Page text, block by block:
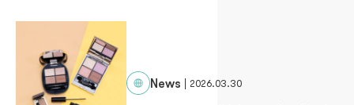
News 2026.03.30